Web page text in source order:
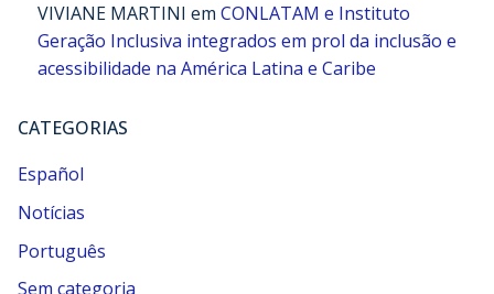
VIVIANE MARTINI em CONLATAM e Instituto
Geração Inclusiva integrados em prol da inclusão e
acessibilidade na América Latina e Caribe
CATEGORIAS
Español
Notícias
Português
Sem categoria